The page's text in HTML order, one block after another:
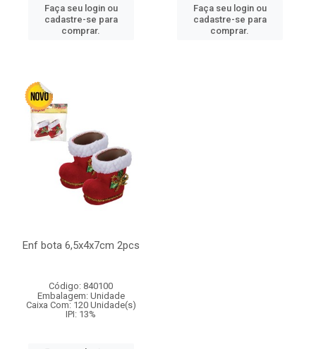
Faça seu login ou
cadastre-se para
comprar.
Faça seu login ou
cadastre-se para
comprar.
Enf bota 6,5x4x7cm 2pcs
Código: 840100
Embalagem: Unidade
Caixa Com: 120 Unidade(s)
IPI: 13%